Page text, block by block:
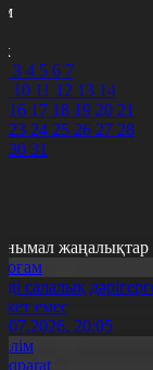
3 4 5 6 7
10 11 12 13 14
16 17 18 19 20 21
23 24 25 26 27 28
30 31
жаңалықтар
салалық
емес
20:05